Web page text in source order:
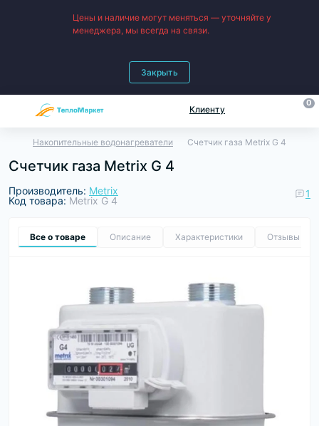
Цены и наличие могут меняться — уточняйте у
менеджера, мы всегда на связи.
Закрыть
Клиенту
0
Накопительные водонагреватели Счетчик газа Metrix G 4
Счетчик газа Metrix G 4
Производитель: Metrix
Код товара: Metrix G 4
1
Все о товаре Описание Характеристики Отзывы